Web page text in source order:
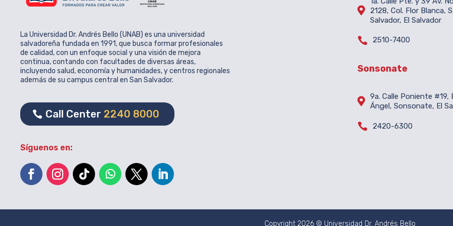
La Universidad Dr. Andrés Bello (UNAB) es una universidad
salvadoreña fundada en 1991, que busca formar profesionales
de calidad, con un enfoque social y una visión de mejora
continua, contando con facultades de diversas áreas,
incluyendo salud, economía y humanidades, y centros regionales
además de su campus central en San Salvador.
Call Center 2240 8000
Síguenos en:

2128, Col. Flor Blanca,
Salvador, El Salvador
 2510-7400
Sonsonate
 9a. Calle Poniente #19,
Ángel, Sonsonate, El
 2420-6300
Copyright 2026 © Universidad Dr. Andrés Bello